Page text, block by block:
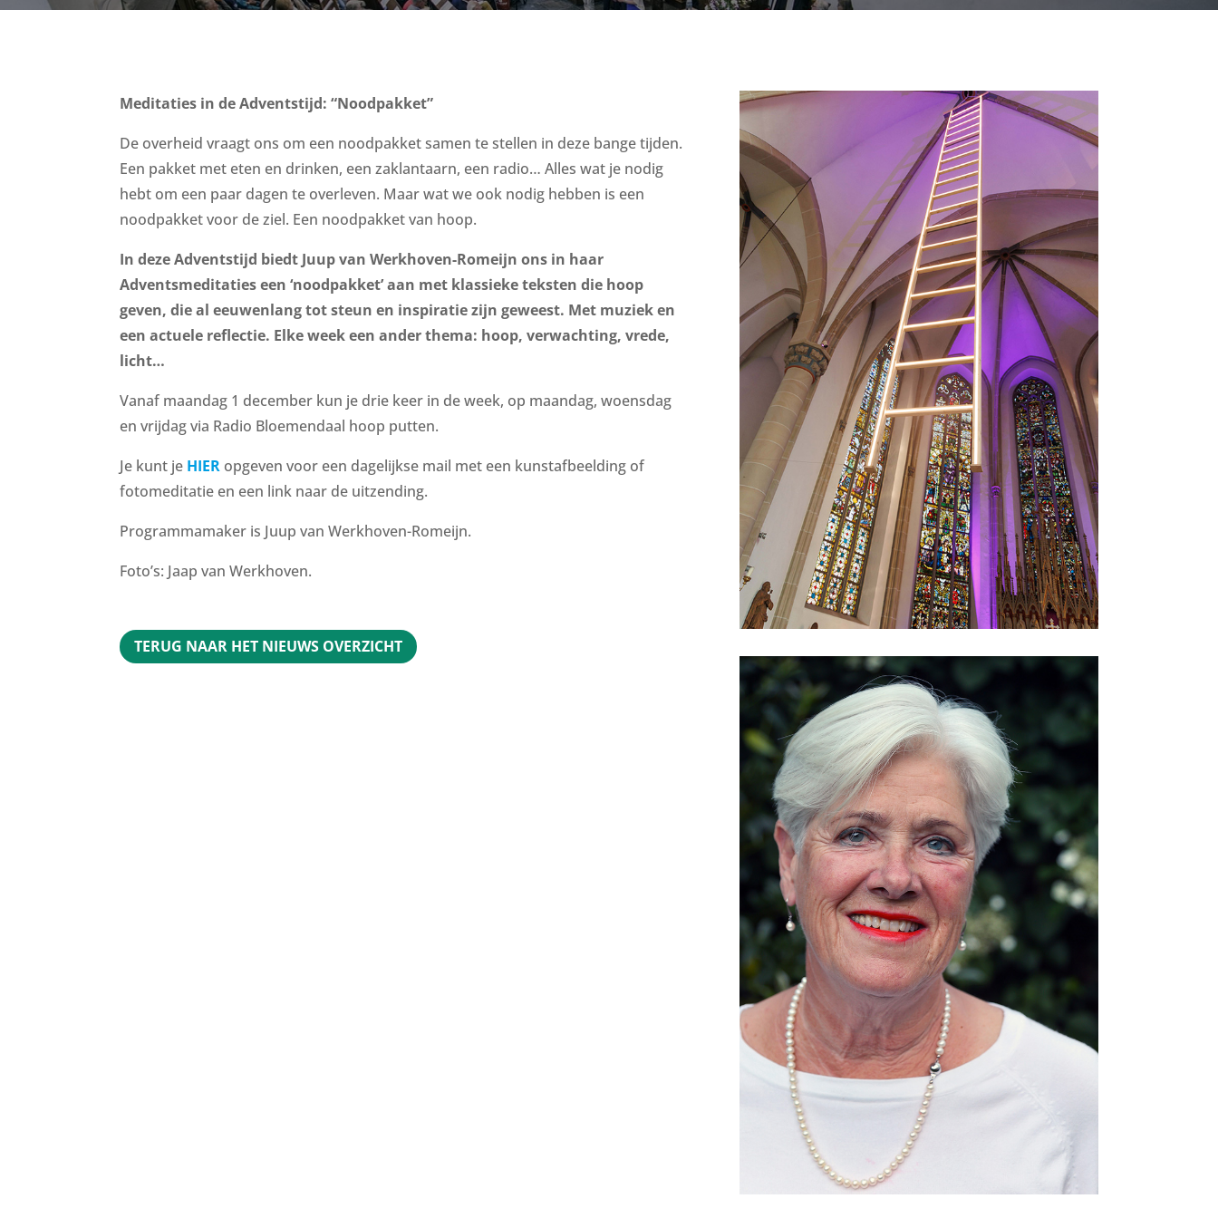
Meditaties in de Adventstijd: “Noodpakket”
De overheid vraagt ons om een noodpakket samen te stellen in deze bange tijden.
Een pakket met eten en drinken, een zaklantaarn, een radio… Alles wat je nodig
hebt om een paar dagen te overleven. Maar wat we ook nodig hebben is een
noodpakket voor de ziel. Een noodpakket van hoop.
In deze Adventstijd biedt Juup van Werkhoven-Romeijn ons in haar
Adventsmeditaties een ‘noodpakket’ aan met klassieke teksten die hoop
geven, die al eeuwenlang tot steun en inspiratie zijn geweest. Met muziek en
een actuele reflectie. Elke week een ander thema: hoop, verwachting, vrede,
licht…
Vanaf maandag 1 december kun je drie keer in de week, op maandag, woensdag
en vrijdag via Radio Bloemendaal hoop putten.
Je kunt je HIER opgeven voor een dagelijkse mail met een kunstafbeelding of
fotomeditatie en een link naar de uitzending.
Programmamaker is Juup van Werkhoven-Romeijn.
Foto’s: Jaap van Werkhoven.
TERUG NAAR HET NIEUWS OVERZICHT